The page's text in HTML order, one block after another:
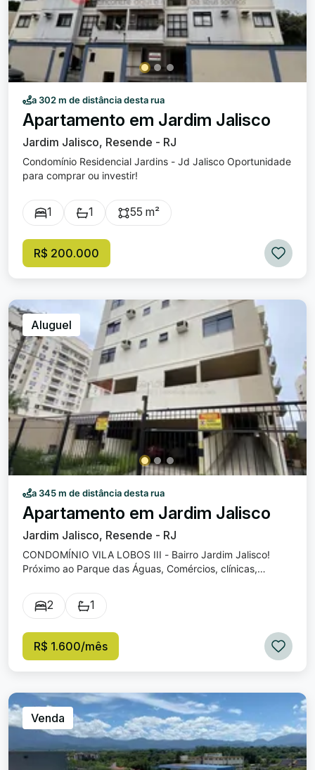
a 302 m de distância desta rua
Apartamento em Jardim Jalisco
Jardim Jalisco, Resende - RJ
Condomínio Residencial Jardins - Jd Jalisco Oportunidade
para comprar ou investir!
1 1 55 m²
R$ 200.000
Aluguel
a 345 m de distância desta rua
Apartamento em Jardim Jalisco
Jardim Jalisco, Resende - RJ
CONDOMÍNIO VILA LOBOS III - Bairro Jardim Jalisco!
Próximo ao Parque das Águas, Comércios, clínicas,
banheiro social, sala com sacada, cozinha, lavabo, área
de serviço e garagem.
2 1
R$ 1.600/mês
Venda